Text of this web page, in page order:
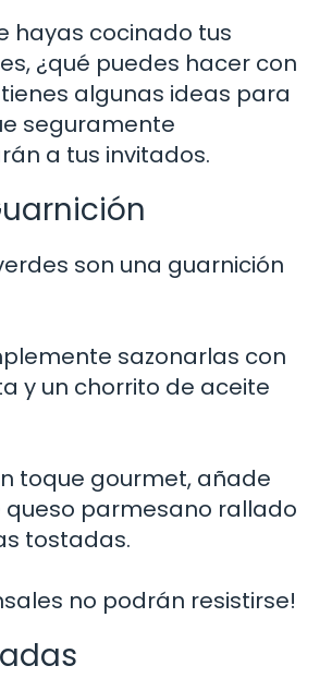
hayas cocinado tus
¿qué puedes hacer con
algunas ideas para
seguramente
a tus invitados.
son una guarnición
sazonarlas con
y un chorrito de aceite
toque gourmet, añade
queso parmesano rallado
tostadas.
no podrán resistirse!